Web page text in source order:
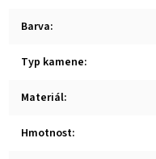
Barva:
Typ kamene:
Materiál:
Hmotnost: